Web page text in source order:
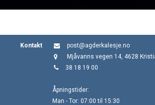
Kontakt
post@agderkalesje.no
Mjåvanns vegen 14, 4628
38 18 19 00
Åpningstider:
Man - Tor: 07:00 til 15:30